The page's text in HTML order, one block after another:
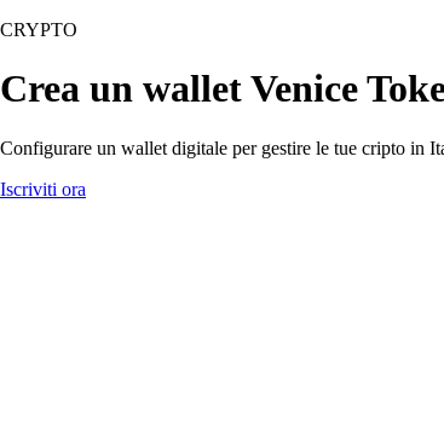
CRYPTO
Crea un wallet Venice
Configurare un wallet digitale per gestire le tue cripto in
Iscriviti ora